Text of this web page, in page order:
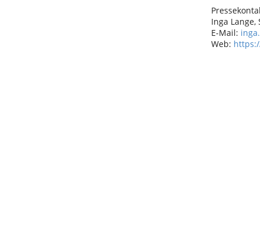
Inga
E-Mail:
Web: